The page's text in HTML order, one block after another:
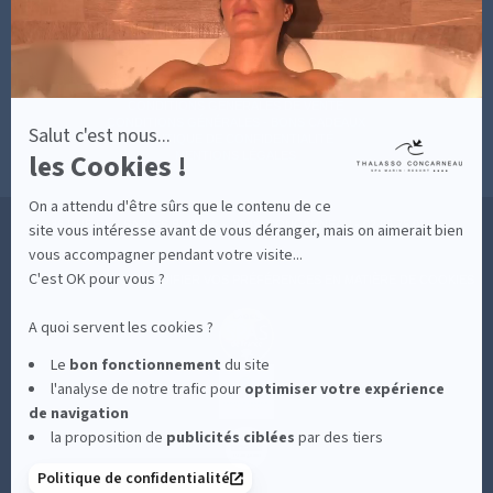
Salut c'est nous...
les Cookies !
On a attendu d'être sûrs que le contenu de ce
site vous intéresse avant de vous déranger, mais on aimerait bien
vous accompagner pendant votre visite...
C'est OK pour vous ?
A quoi servent les cookies ?
Le bon fonctionnement du site
l'analyse de notre trafic pour optimiservotre expérience
de navigation
la proposition de publicités ciblées par des tiers
Politique de confidentialité
MON PANIER
ACCÈS
CONTACT
MESURES D'HYGIÈNE
POLITIQUE DE CONFIDENTIALITÉ
MENTIONS LÉGALES
36 RUE DES SABLES BLANCS - 29900 CONCARNEAU - 02 98 75 05 40
CLIQUEZ-ICI POUR MODIFIER VOS PRÉFÉRENCES EN MATIÈRE DE COOKIES